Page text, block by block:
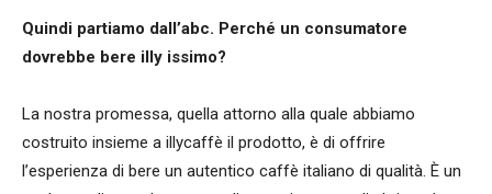
Quindi partiamo dall’abc. Perché un consumatore
dovrebbe bere illy issimo?
La nostra promessa, quella attorno alla quale abbiamo
costruito insieme a illycaffè il prodotto, è di offrire
l’esperienza di bere un autentico caffè italiano di qualità. È un